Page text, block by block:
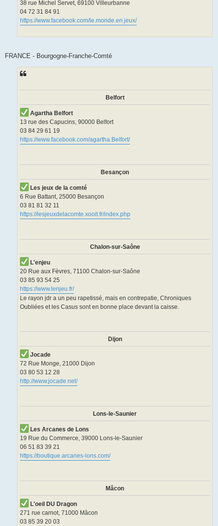
38 rue Michel Servet, 69100 Villeurbanne
04 72 31 84 91
https://www.facebook.com/le.monde.en.jeux/
FRANCE - Bourgogne-Franche-Comté
Belfort
Agartha Belfort
13 rue des Capucins, 90000 Belfort
03 84 29 61 19
https://www.facebook.com/agartha.Belfort/
Besançon
Les jeux de la comté
6 Rue Battant, 25000 Besançon
03 81 81 32 11
https://lesjeuxdelacomte.xooit.fr/index.php
Chalon-sur-Saône
L'enjeu
20 Rue aux Fèvres, 71100 Chalon-sur-Saône
03 85 93 54 25
https://www.lenjeu.fr/
Le rayon jdr a un peu rapetissé, mais en contrepatie, Chroniques
Oubliées et les Casus sont en bonne place devant la caisse.
Dijon
Jocade
72 Rue Monge, 21000 Dijon
03 80 53 12 28
http://www.jocade.net/
Lons-le-Saunier
Les Arcanes de Lons
19 Rue du Commerce, 39000 Lons-le-Saunier
06 51 83 39 21
https://boutique.arcanes-lons.com/
Mâcon
L'oeil DU Dragon
271 rue carnot, 71000 Mâcon
03 85 39 20 03